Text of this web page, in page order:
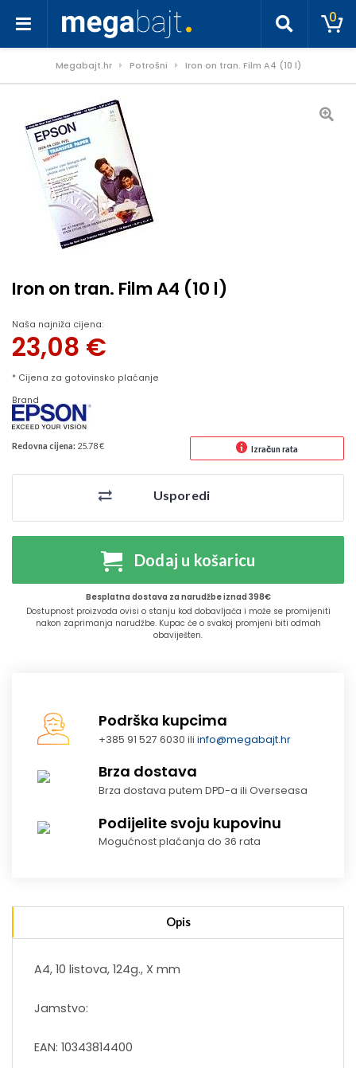
0
Megabajt.hr Potrošni Iron on tran. Film A4 (10 l)
Iron on tran. Film A4 (10 l)
Naša najniža cijena:
23,08 €
* Cijena za gotovinsko plaćanje
Brand
Redovna cijena: 25.78 € Izračun rata
Usporedi
Dodaj u košaricu
Besplatna dostava za narudžbe iznad 398€
Dostupnost proizvoda ovisi o stanju kod dobavljača i može se promijeniti
nakon zaprimanja narudžbe. Kupac će o svakoj promjeni biti odmah
obaviješten.
Podrška kupcima
+385 91 527 6030 iliinfo@megabajt.hr
Brza dostava
Brza dostava putem DPD-a ili Overseasa
Podijelite svoju kupovinu
Mogućnost plaćanja do 36 rata
Opis
A4, 10 listova, 124g., X mm
Jamstvo:
EAN: 10343814400